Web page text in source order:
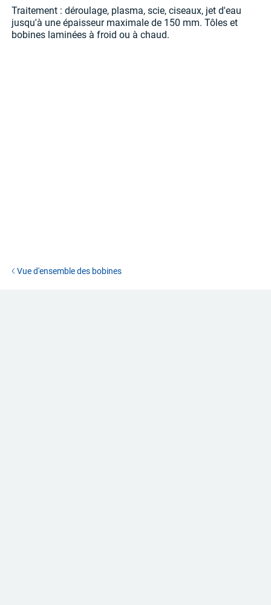
Traitement : déroulage, plasma, scie, ciseaux, jet d'eau
jusqu'à une épaisseur maximale de 150 mm. Tôles et
bobines laminées à froid ou à chaud.
Vue d'ensemble des bobines